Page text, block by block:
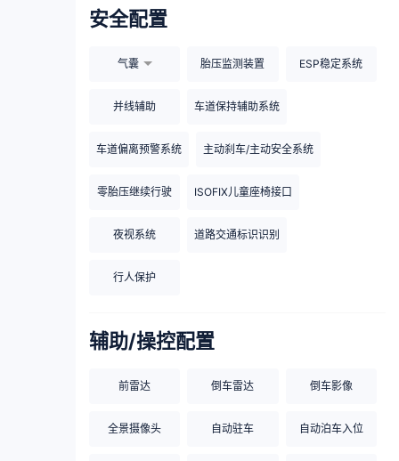
安全配置
气囊 胎压监测装置 ESP稳定系统
并线辅助 车道保持辅助系统
车道偏离预警系统 主动刹车/主动安全系统
零胎压继续行驶 ISOFIX儿童座椅接口
夜视系统 道路交通标识识别
行人保护
辅助/操控配置
前雷达 倒车雷达 倒车影像
全景摄像头 自动驻车 自动泊车入位